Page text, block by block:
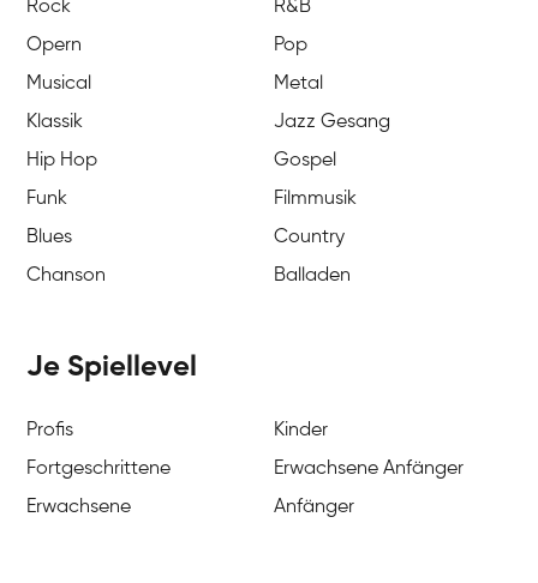
Rock
R&B
Opern
Pop
Musical
Metal
Klassik
Jazz Gesang
Hip Hop
Gospel
Funk
Filmmusik
Blues
Country
Chanson
Balladen
Je Spiellevel
Profis
Kinder
Fortgeschrittene
Erwachsene Anfänger
Erwachsene
Anfänger